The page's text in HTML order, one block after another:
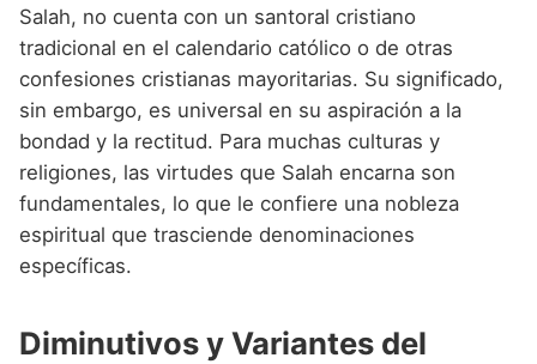
Salah, no cuenta con un santoral cristiano
tradicional en el calendario católico o de otras
confesiones cristianas mayoritarias. Su significado,
sin embargo, es universal en su aspiración a la
bondad y la rectitud. Para muchas culturas y
religiones, las virtudes que Salah encarna son
fundamentales, lo que le confiere una nobleza
espiritual que trasciende denominaciones
específicas.
Diminutivos y Variantes del